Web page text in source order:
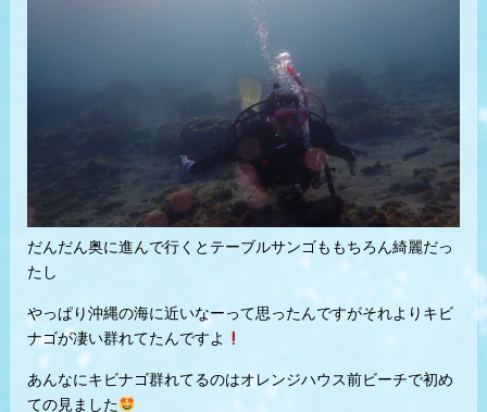
だんだん奥に進んで行くとテーブルサンゴももちろん綺麗だっ
たし
やっぱり沖縄の海に近いなーって思ったんですがそれよりキビ
ナゴが凄い群れてたんですよ
あんなにキビナゴ群れてるのはオレンジハウス前ビーチで初め
ての見ました